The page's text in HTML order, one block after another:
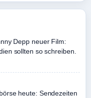
Depp neuer Film:
sollten so schreiben.
heute: Sendezeiten